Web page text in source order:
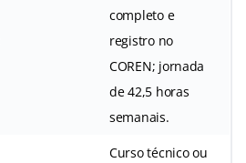
completo e
registro no
COREN; jornada
de 42,5 horas
semanais.
Curso técnico ou